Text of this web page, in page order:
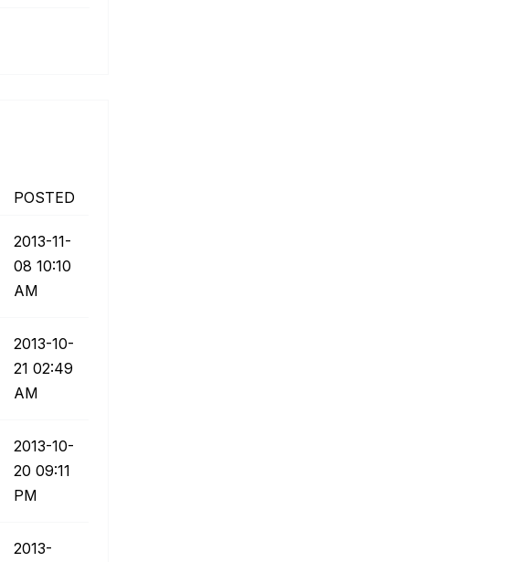
POSTED
‎2013-11-
08 10:10
AM
‎2013-10-
21 02:49
AM
‎2013-10-
20 09:11
PM
‎2013-